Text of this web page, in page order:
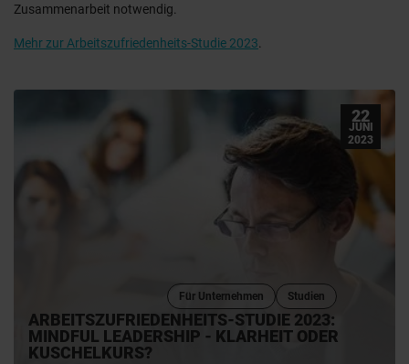
Zusammenarbeit notwendig.
Mehr zur Arbeitszufriedenheits-Studie 2023
Studien
Für Unternehmen
ARBEITSZUFRIEDENHEITS-STUDIE 2023:
MINDFUL LEADERSHIP - KLARHEIT ODER
KUSCHELKURS?
22
JUNI
2023